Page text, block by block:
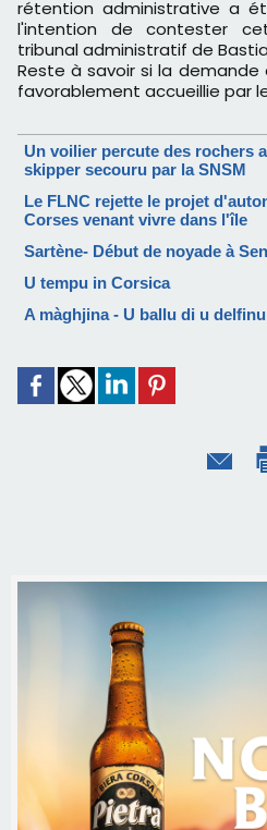
rétention administrative a
l'intention de contester
tribunal administratif de
Reste à savoir si la demande
favorablement accueillie par
Un voilier percute des rochers
skipper secouru par la SNSM
Le FLNC rejette le projet
Corses venant vivre dans l'île
Sartène- Début de noyade à
U tempu in Corsica
A màghjina - U ballu di u delfinu